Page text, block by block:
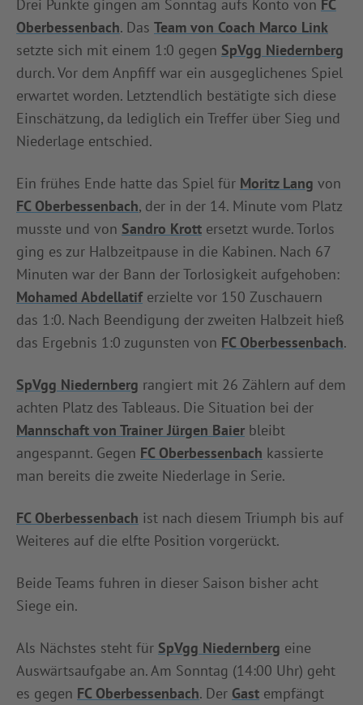
DER VERBAND
INFOTHEK SPIELPLUS
Drei Punkte gingen am Sonntag aufs Konto von FC
Oberbessenbach. Das Team von Coach Marco Link
setzte sich mit einem 1:0 gegen SpVgg Niedernberg
durch. Vor dem Anpfiff war ein ausgeglichenes Spiel
erwartet worden. Letztendlich bestätigte sich diese
Einschätzung, da lediglich ein Treffer über Sieg und
Niederlage entschied.
Ein frühes Ende hatte das Spiel für Moritz Lang von
FC Oberbessenbach, der in der 14. Minute vom Platz
musste und von Sandro Krott ersetzt wurde. Torlos
ging es zur Halbzeitpause in die Kabinen. Nach 67
Minuten war der Bann der Torlosigkeit aufgehoben:
Mohamed Abdellatiferzielte vor 150 Zuschauern
das 1:0. Nach Beendigung der zweiten Halbzeit hieß
das Ergebnis 1:0 zugunsten von FC Oberbessenbach.
SpVgg Niedernberg rangiert mit 26 Zählern auf dem
achten Platz des Tableaus. Die Situation bei der
Mannschaft von Trainer Jürgen Baier bleibt
angespannt. Gegen FC Oberbessenbach kassierte
man bereits die zweite Niederlage in Serie.
FC Oberbessenbach ist nach diesem Triumph bis auf
Weiteres auf die elfte Position vorgerückt.
Beide Teams fuhren in dieser Saison bisher acht
Siege ein.
Als Nächstes steht für SpVgg Niedernberg eine
Auswärtsaufgabe an. Am Sonntag (14:00 Uhr) geht
es gegen FC Oberbessenbach. Der Gast empfängt